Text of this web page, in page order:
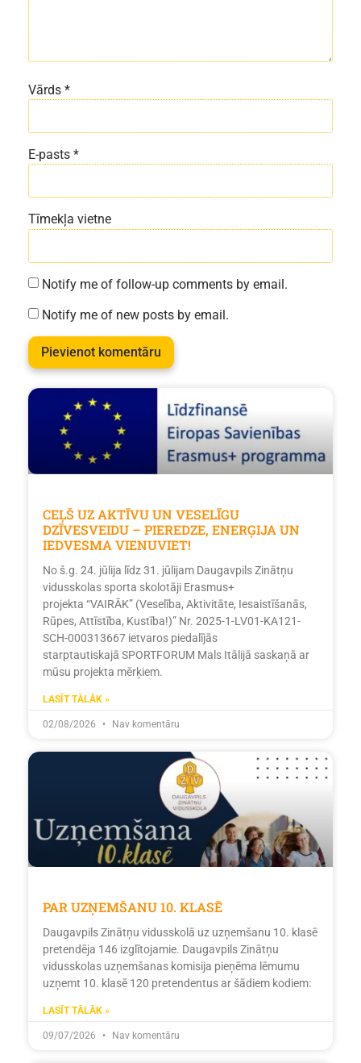
Vārds *
E-pasts *
Tīmekļa vietne
Notify me of follow-up comments by email.
Notify me of new posts by email.
CEĻŠ UZ AKTĪVU UN VESELĪGU
DZĪVESVEIDU – PIEREDZE, ENERĢIJA UN
IEDVESMA VIENUVIET!
No š.g. 24. jūlija līdz 31. jūlijam Daugavpils Zinātņu
vidusskolas sporta skolotāji Erasmus+
projekta “VAIRĀK” (Veselība, Aktivitāte, Iesaistīšanās,
Rūpes, Attīstība, Kustība!)” Nr. 2025-1-LV01-KA121-
SCH-000313667 ietvaros piedalījās
starptautiskajā SPORTFORUM Mals Itālijā saskaņā ar
mūsu projekta mērķiem.
LASĪT TĀLĀK »
02/08/2026 Nav komentāru
PAR UZŅEMŠANU 10. KLASĒ
Daugavpils Zinātņu vidusskolā uz uzņemšanu 10. klasē
pretendēja 146 izglītojamie. Daugavpils Zinātņu
vidusskolas uzņemšanas komisija pieņēma lēmumu
uzņemt 10. klasē 120 pretendentus ar šādiem kodiem:
LASĪT TĀLĀK »
09/07/2026 Nav komentāru